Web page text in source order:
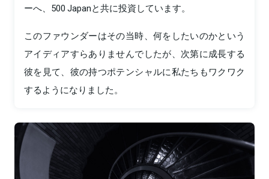
ーへ、500 Japanと共に投資しています。
このファウンダーはその当時、何をしたいのかという
アイディアすらありませんでしたが、次第に成長する
彼を見て、彼の持つポテンシャルに私たちもワクワク
するようになりました。